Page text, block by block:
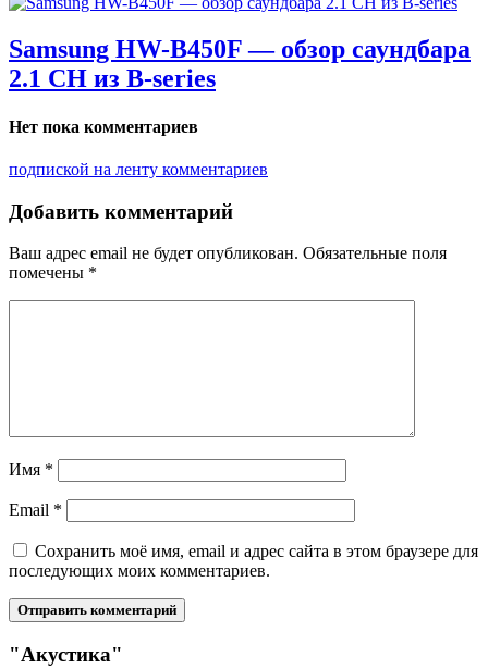
Samsung HW-B450F — обзор саундбара
2.1 CH из B-series
Нет пока комментариев
подпиской на ленту комментариев
Добавить комментарий
Ваш адрес email не будет опубликован. Обязательные поля
помечены *
Имя *
Email *
Сохранить моё имя, email и адрес сайта в этом браузере для
последующих моих комментариев.
"Акустика"